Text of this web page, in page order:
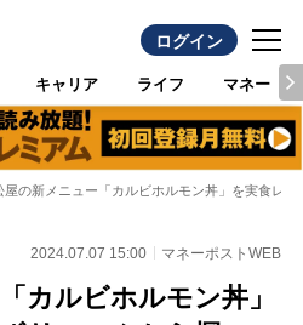
ログイン
キャリア ライフ マネー
屋の新メニュー「カルビホルモン丼」を実食レ
2024.07.07 15:00 マネーポストWEB
カルビホルモン丼」